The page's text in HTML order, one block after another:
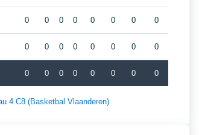
0 0 0 0 0 0 0 0
0 0 0 0 0 0 0 0
0 0 0 0 0 0 0 0
4 C8 (Basketbal Vlaanderen)